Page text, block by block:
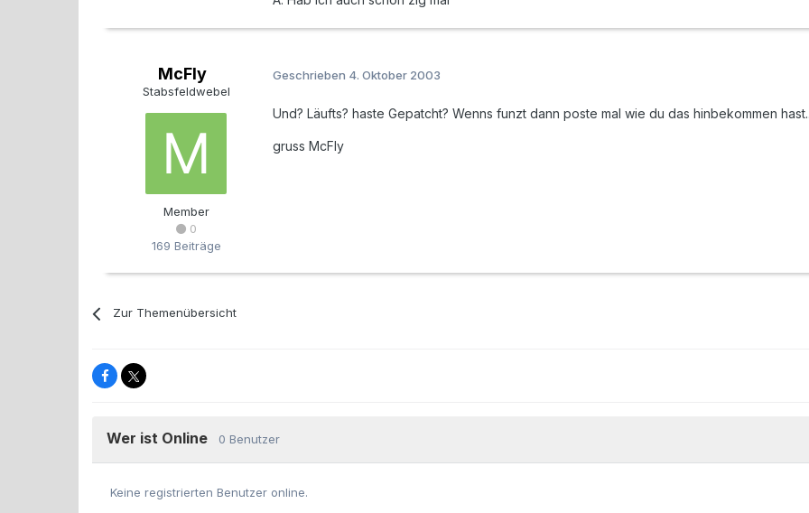
McFly
Stabsfeldwebel
Member
0
169 Beiträge
Geschrieben 4. Oktober 2003
Und? Läufts? haste Gepatcht? Wenns funzt dann poste mal wie du das hinbekommen
gruss McFly
Zur Themenübersicht
Wer ist Online 0 Benutzer
Keine registrierten Benutzer online.